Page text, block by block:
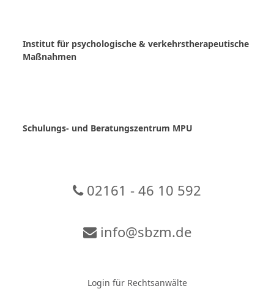
Institut für psychologische & verkehrstherapeutische
Maßnahmen
Schulungs- und Beratungszentrum MPU
02161 - 46 10 592
info@sbzm.de
Login für Rechtsanwälte